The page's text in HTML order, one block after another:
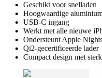
Geschikt voor snelladen
Hoogwaardige
USB-C ingang
Werkt met alle nieuwe
Ondersteunt Apple
Qi2-gecertificeerde lader
Compact design met